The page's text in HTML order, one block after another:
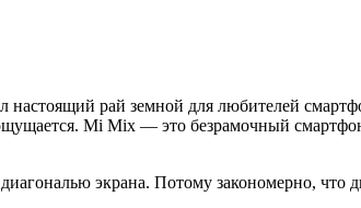
рай земной для любителей
Mi Mix — это безрамочный
экрана. Потому закономерно, что